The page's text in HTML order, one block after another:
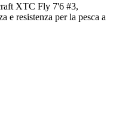
XTC Fly 7'6 #3,
e resistenza per la pesca a